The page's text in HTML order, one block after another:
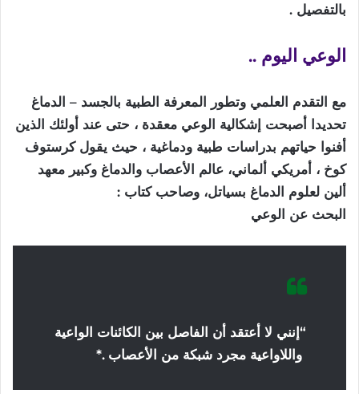
بالتفصيل .
الوعي اليوم ..
مع التقدم العلمي وتطور المعرفة الطبية بالجسد – الدماغ
تحديدا أصبحت إشكالية الوعي معقدة ، حتى عند أولئك الذين
أفنوا حياتهم بدراسات طبية ودماغية ، حيث يقول كرستوف
كوخ ، أمريكي ألماني، عالم الأعصاب والدماغ وكبير معهد
ألين لعلوم الدماغ بسياتل، وصاحب كتاب :
البحث عن الوعي
“إنني لا أعتقد أن الفاصل بين الكائنات الواعية
واللاواعية مجرد شبكة من الأعصاب .*